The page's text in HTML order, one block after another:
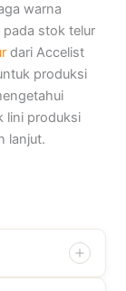
warna
stok telur
dari Accelist
produksi
lini produksi
lanjut.